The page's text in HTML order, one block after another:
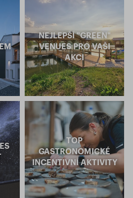
NEJLEPŠÍ "GREEN"
VENUES PRO VAŠI
AKCI
TOP
GASTRONOMICKÉ
INCENTIVNÍ AKTIVITY